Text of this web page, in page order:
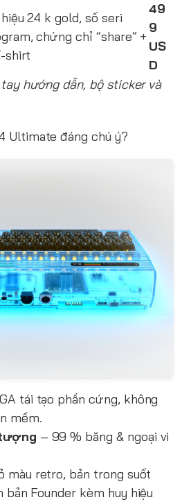
24 k gold, số seri
chứng chỉ “share” +
shirt
49
9
US
D
hướng dẫn, bộ sticker và
Ultimate đáng chú ý?
tái tạo phần cứng, không
mềm.
– 99 % băng & ngoại vi
màu retro, bản trong suốt
Founder kèm huy hiệu